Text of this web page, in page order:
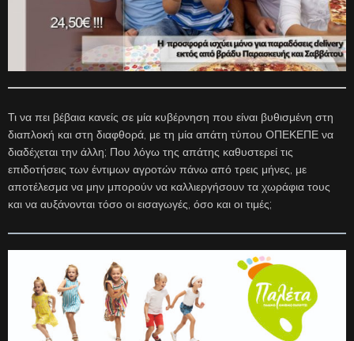
Τι να πει βέβαια κανείς σε μία κυβέρνηση που είναι βυθισμένη στη
διαπλοκή και στη διαφθορά, με τη μία απάτη τύπου ΟΠΕΚΕΠΕ να
διαδέχεται την άλλη; Που λόγω της απάτης καθυστερεί τις
επιδοτήσεις των έντιμων αγροτών πάνω από τρεις μήνες, με
αποτέλεσμα να μην μπορούν να καλλιεργήσουν τα χωράφια τους
και να αυξάνονται τόσο οι εισαγωγές, όσο και οι τιμές;